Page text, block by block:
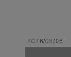
2026/08/06